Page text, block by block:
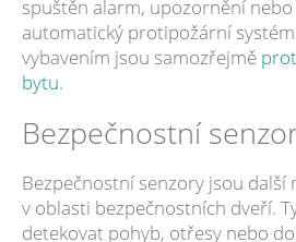
spuštěn alarm, upozornění
automatický protipožární
vybavením jsou samozřejmě
bytu.
Bezpečnostní
Bezpečnostní senzory jsou
v oblasti bezpečnostních dveří.
detekovat pohyb, otřesy nebo